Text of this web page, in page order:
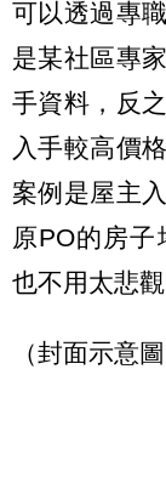
可以透過專
是某社區專
手資料，反
入手較高價
案例是屋主
原PO的房
也不用太悲觀
（封面示意